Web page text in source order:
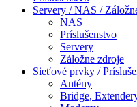
Servery / NAS /
NAS
Príslušenstvo
Servery
Záložne zdroje
Sieťové prvky /
Antény
Bridge,